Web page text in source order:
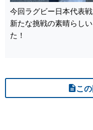
今回ラグビー日本代表
新たな挑戦の素晴らし
た！
こ